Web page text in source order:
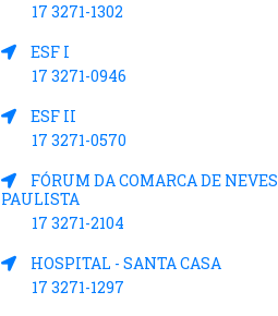
17 3271-1302
ESF I
17 3271-0946
ESF II
17 3271-0570
FÓRUM DA COMARCA DE NEVES
PAULISTA
17 3271-2104
HOSPITAL - SANTA CASA
17 3271-1297